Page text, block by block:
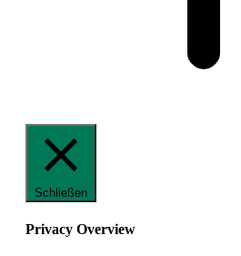
Schließen
Privacy Overview